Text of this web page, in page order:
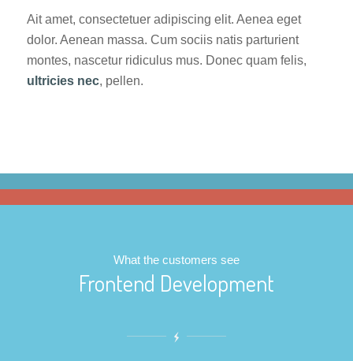
Ait amet, consectetuer adipiscing elit. Aenea eget
dolor. Aenean massa. Cum sociis natis parturient
montes, nascetur ridiculus mus. Donec quam felis,
ultricies nec, pellen.
What the customers see
Frontend Development